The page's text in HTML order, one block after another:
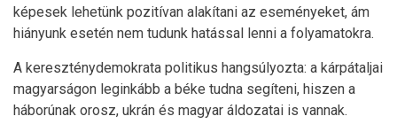
képesek lehetünk pozitívan alakítani az eseményeket, ám
hiányunk esetén nem tudunk hatással lenni a folyamatokra.
A kereszténydemokrata politikus hangsúlyozta: a kárpátaljai
magyarságon leginkább a béke tudna segíteni, hiszen a
háborúnak orosz, ukrán és magyar áldozatai is vannak.